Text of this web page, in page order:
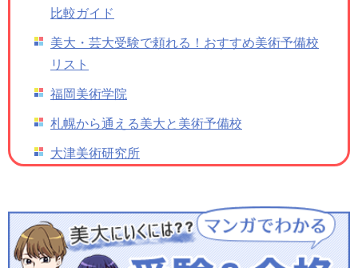
比較ガイド
美大・芸大受験で頼れる！おすすめ美術予備校
リスト
福岡美術学院
札幌から通える美大と美術予備校
大津美術研究所